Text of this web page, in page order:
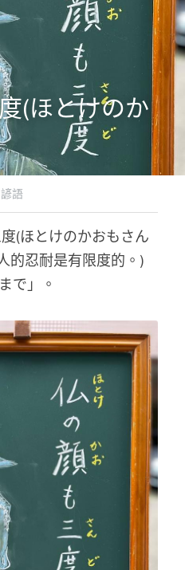
(ほとけのか
語
(ほとけのかおもさん
的忍耐是有限度的。)
で」。